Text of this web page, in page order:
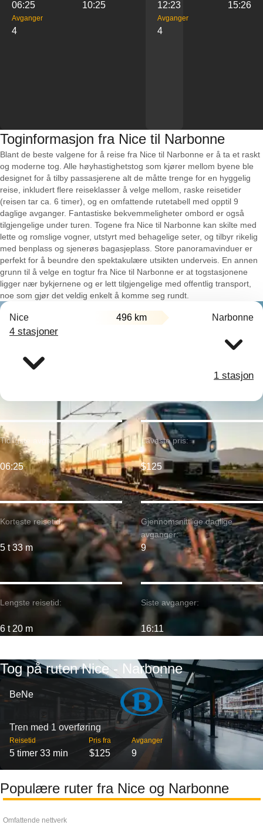
06:25 10:25
Avganger
4
12:23 15:26
Avganger
4
Toginformasjon fra Nice til Narbonne
Blant de beste valgene for å reise fra Nice til Narbonne er å ta et raskt
og moderne tog. Alle høyhastighetstog som kjører mellom byene ble
designet for å tilby passasjerene alt de måtte trenge for en hyggelig
reise, inkludert flere reiseklasser å velge mellom, raske reisetider
(reisen tar ca. 6 timer), og en omfattende rutetabell med opptil 9
daglige avganger. Fantastiske bekvemmeligheter ombord er også
tilgjengelige under turen. Togene fra Nice til Narbonne kan skilte med
lette og romslige vogner, utstyrt med behagelige seter, og tilbyr rikelig
med benplass og sjenerøs bagasjeplass. Store panoramavinduer er
perfekt for å beundre den spektakulære utsikten underveis. En annen
grunn til å velge en togtur fra Nice til Narbonne er at togstasjonene
ligger nær bykjernene og er lett tilgjengelige med offentlig transport,
noe som gjør det veldig enkelt å komme seg rundt.
Nice 496 km Narbonne
4 stasjoner
1 stasjon
Korteste reisetid:
5 t 33 m
Tidligste avgang:
06:25
Lengste reisetid:
6 t 20 m
Laveste pris:
$125
Gjennomsnittlige daglige
avganger:
9
Siste avganger:
16:11
Tog på ruten Nice - Narbonne
BeNe
Tren med 1 overføring
Reisetid
5 timer 33 min
Pris fra
$125
Avganger
9
Populære ruter fra Nice og Narbonne
Omfattende nettverk